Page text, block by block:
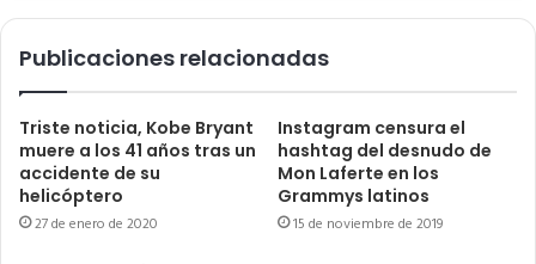
Publicaciones relacionadas
Triste noticia, Kobe Bryant
muere a los 41 años tras un
accidente de su
helicóptero
27 de enero de 2020
Instagram censura el
hashtag del desnudo de
Mon Laferte en los
Grammys latinos
15 de noviembre de 2019